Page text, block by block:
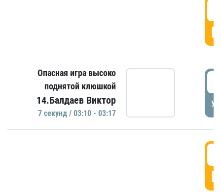
Опасная игра высоко
поднятой клюшкой
14.Балдаев Виктор
7 секунд / 03:10 - 03:17